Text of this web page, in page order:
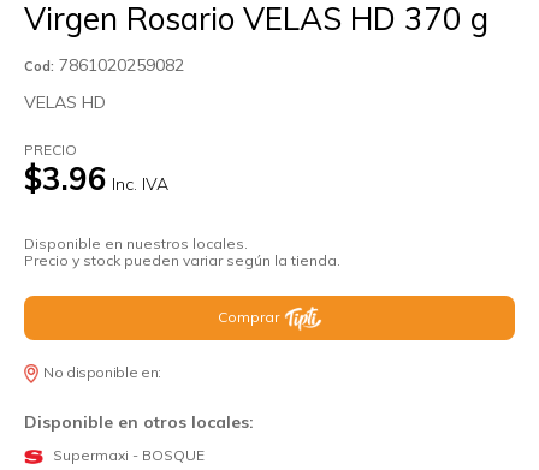
Virgen Rosario VELAS HD 370 g
Cod: 7861020259082
VELAS HD
PRECIO
$3.96 Inc. IVA
Disponible en nuestros locales.
Precio y stock pueden variar según la tienda.
Comprar
No disponible en:
Disponible en otros locales:
Supermaxi - BOSQUE